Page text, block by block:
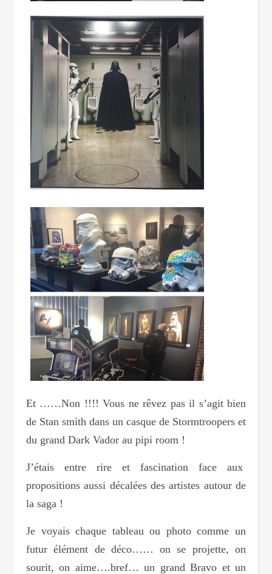
Et ……Non !!!! Vous ne rêvez pas il s’agit bien
de Stan smith dans un casque de Stormtroopers et
du grand Dark Vador au pipi room !
J’étais entre rire et fascination face aux
propositions aussi décalées des artistes autour de
la saga !
Je voyais chaque tableau ou photo comme un
futur élément de déco…… on se projette, on
sourit, on aime….bref… un grand Bravo et un